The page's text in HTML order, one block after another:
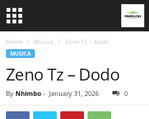
Home Musica Zeno Tz – Dodo
MUSICA
Zeno Tz – Dodo
By Nhimbo - January 31, 2026 0